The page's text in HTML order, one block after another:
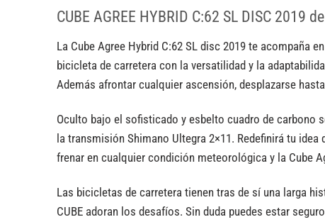
CUBE AGREE HYBRID C:62 SL DISC 2019
La Cube Agree Hybrid C:62 SL disc 2019 te
bicicleta de carretera con la versatilidad y la
Además afrontar cualquier ascensión, desplazarse
Oculto bajo el sofisticado y esbelto cuadro de carbono
la transmisión Shimano Ultegra 2×11. Redefinirá tu
frenar en cualquier condición meteorológica y la Cube
Las bicicletas de carretera tienen tras de sí una larga
CUBE adoran los desafíos. Sin duda puedes estar